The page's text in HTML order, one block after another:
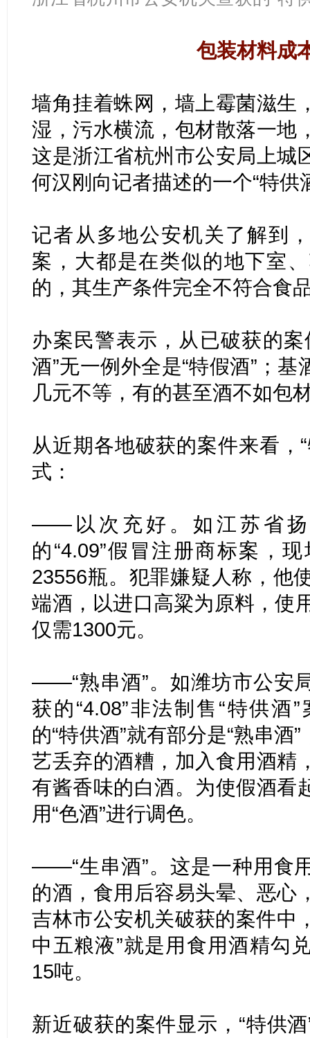
包装材料成
墙角挂着蛛网，墙上霉菌滋生
湿，污水横流，包材散落一地
这是浙江省杭州市公安局上城
何汉刚向记者描述的一个“特供
记者从多地公安机关了解到
案，大都是在类似的地下室
的，其生产条件完全不符合食
办案民警表示，从已破获的
酒”无一例外全是“特假酒”；
几元不等，有的甚至酒不如包
从近期各地破获的案件来看，
式：
——以次充好。如江苏省
的“4.09”假冒注册商标案，
23556瓶。犯罪嫌疑人称，他
端酒，以进口高粱为原料，使
仅需1300元。
——“熟串酒”。如潍坊市公安
获的“4.08”非法制售“特供酒
的“特供酒”就有部分是“熟串酒
艺丢弃的酒糟，加入食用酒精
有酱香味的白酒。为使假酒看
用“色酒”进行调色。
——“生串酒”。这是一种用食
的酒，食用后容易头晕、恶心
吉林市公安机关破获的案件中
中五粮液”就是用食用酒精勾
15吨。
新近破获的案件显示，“特供